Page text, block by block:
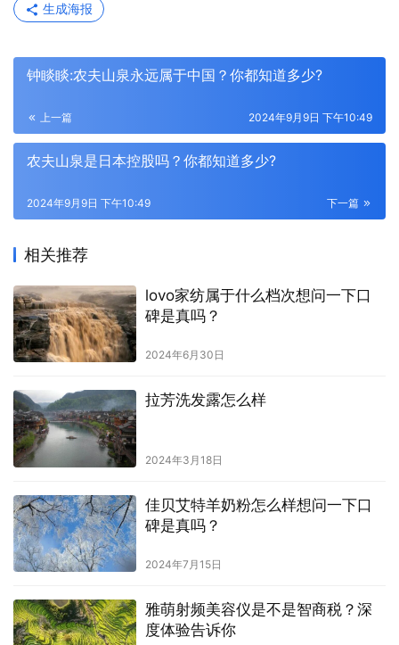
生成海报
钟睒睒:农夫山泉永远属于中国？你都知道多少?
上一篇 2024年9月9日 下午10:49
农夫山泉是日本控股吗？你都知道多少?
下一篇
2024年9月9日 下午10:49
相关推荐
lovo家纺属于什么档次想问一下口
碑是真吗？
2024年6月30日
拉芳洗发露怎么样
2024年3月18日
佳贝艾特羊奶粉怎么样想问一下口
碑是真吗？
2024年7月15日
雅萌射频美容仪是不是智商税？深
度体验告诉你